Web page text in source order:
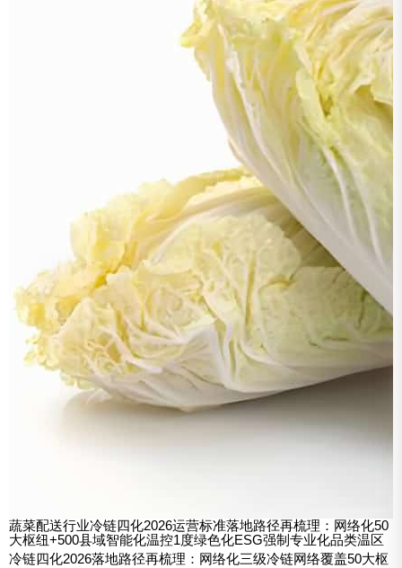
蔬菜配送行业冷链四化2026运营标准落地路径再梳理：网络化50
大枢纽+500县域智能化温控1度绿色化ESG强制专业化品类温区
冷链四化2026落地路径再梳理：网络化三级冷链网络覆盖50大枢